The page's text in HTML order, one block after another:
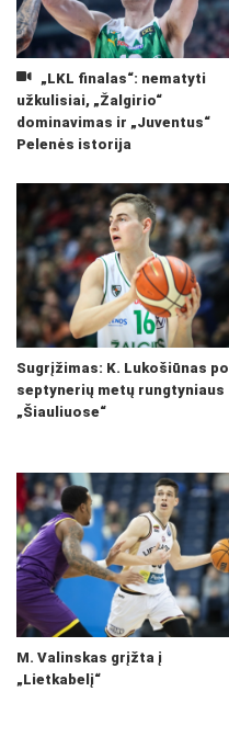
„LKL finalas“: nematyti
užkulisiai, „Žalgirio“
dominavimas ir „Juventus“
Pelenės istorija
Sugrįžimas: K. Lukošiūnas po
septynerių metų rungtyniaus
„Šiauliuose“
M. Valinskas grįžta į
„Lietkabelį“